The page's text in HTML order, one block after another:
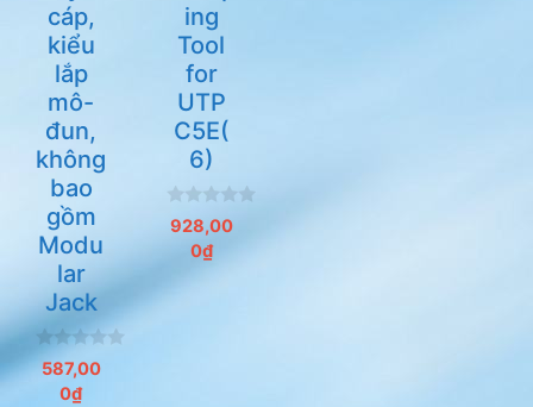
cáp,
kiểu
lắp
mô-
đun,
không
bao
gồm
Modu
lar
Jack
0
n587,00
0₫
ing
Tool
for
UTP
C5E(
6)
0
n
928,00
0₫